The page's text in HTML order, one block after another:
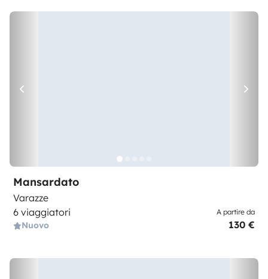
Mansardato
Varazze
6 viaggiatori
Nuovo
A partire da
130 €